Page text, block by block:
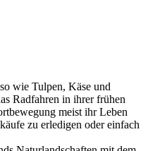
wie Tulpen, Käse und
Radfahren in ihrer frühen
meist ihr Leben
zu erledigen oder einfach